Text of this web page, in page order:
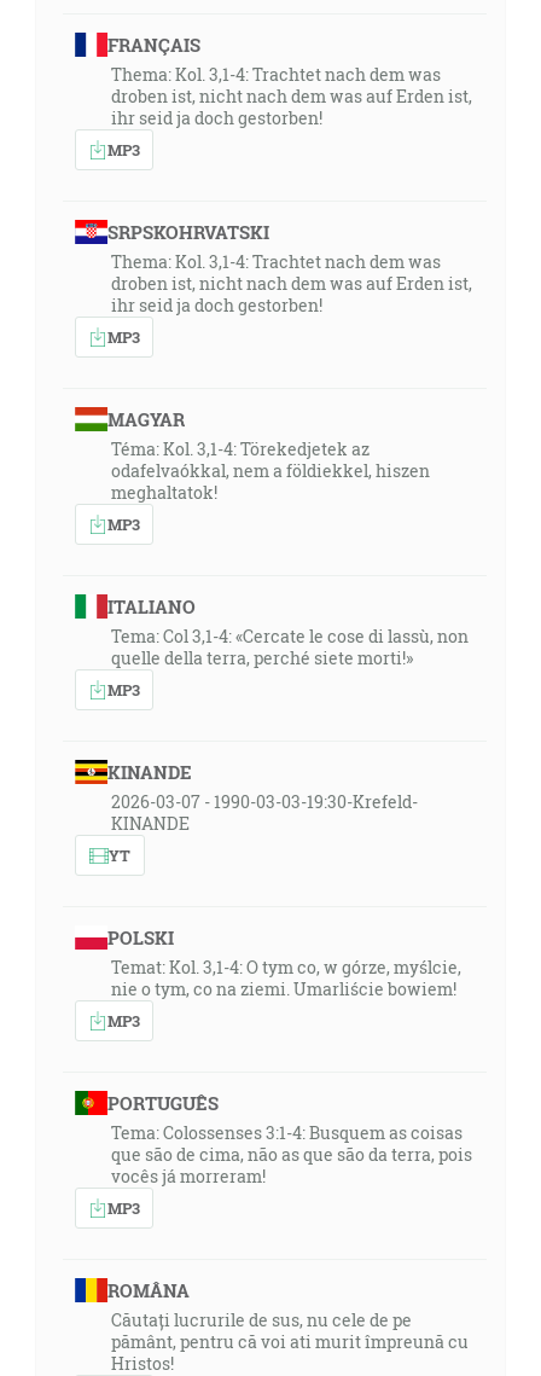
FRANÇAIS
Thema: Kol. 3,1-4: Trachtet nach dem was
droben ist, nicht nach dem was auf Erden ist,
ihr seid ja doch gestorben!
MP3
SRPSKOHRVATSKI
Thema: Kol. 3,1-4: Trachtet nach dem was
droben ist, nicht nach dem was auf Erden ist,
ihr seid ja doch gestorben!
MP3
MAGYAR
Téma: Kol. 3,1-4: Törekedjetek az
odafelvaókkal, nem a földiekkel, hiszen
meghaltatok!
MP3
ITALIANO
Tema: Col 3,1-4: «Cercate le cose di lassù, non
quelle della terra, perché siete morti!»
MP3
KINANDE
2026-03-07 - 1990-03-03-19:30-Krefeld-
KINANDE
YT
POLSKI
Temat: Kol. 3,1-4: O tym co, w górze, myślcie,
nie o tym, co na ziemi. Umarliście bowiem!
MP3
PORTUGUÊS
Tema: Colossenses 3:1-4: Busquem as coisas
que são de cima, não as que são da terra, pois
vocês já morreram!
MP3
ROMÂNA
Căutați lucrurile de sus, nu cele de pe
pământ, pentru că voi ati murit împreună cu
Hristos!